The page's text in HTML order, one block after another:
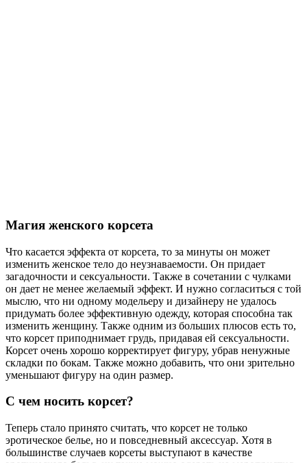
Магия женского корсета
Что касается эффекта от корсета, то за минуты он может
изменить женское тело до неузнаваемости. Он придает
загадочности и сексуальности. Также в сочетании с чулками
он дает не менее желаемый эффект. И нужно согласиться с той
мыслю, что ни одному модельеру и дизайнеру не удалось
придумать более эффективную одежду, которая способна так
изменить женщину. Также одним из больших плюсов есть то,
что корсет приподнимает грудь, придавая ей сексуальности.
Корсет очень хорошо корректирует фигуру, убрав ненужные
складки по бокам. Также можно добавить, что они зрительно
уменьшают фигуру на один размер.
С чем носить корсет?
Теперь стало принято считать, что корсет не только
эротическое белье, но и повседневный аксессуар. Хотя в
большинстве случаев корсеты выступают в качестве